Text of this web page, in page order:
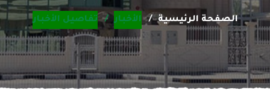
الصفحة الرئيسية الأخبار تفاصيل الأخبار